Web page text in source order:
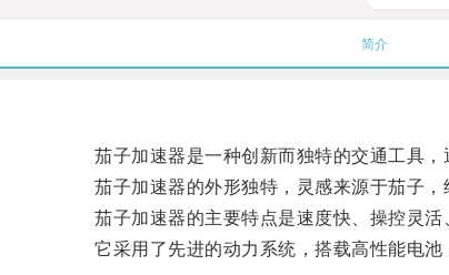
简介
茄子加速器是一种创新而独特的交通工具，
茄子加速器的外形独特，灵感来源于茄子，
茄子加速器的主要特点是速度快、操控灵活
它采用了先进的动力系统，搭载高性能电池